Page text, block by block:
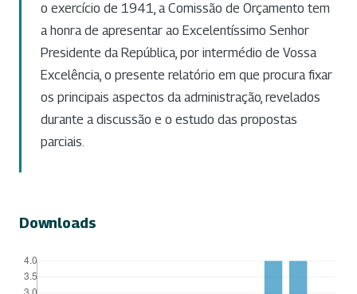
o exercício de 1941, a Comissão de Orçamento tem
a honra de apresentar ao Excelentíssimo Senhor
Presidente da República, por intermédio de Vossa
Excelência, o presente relatório em que procura fixar
os principais aspectos da administração, revelados
durante a discussão e o estudo das propostas
parciais.
Downloads